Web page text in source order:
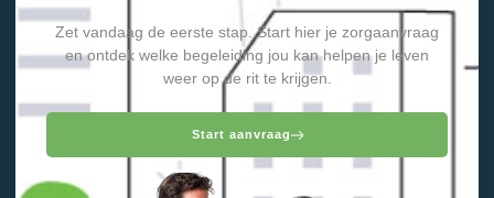
Zet vandaag de eerste stap. Start hier je zorgaanvraag
en ontdek welke begeleiding jou kan helpen je leven
weer op de rit te krijgen.
Start aanvraag